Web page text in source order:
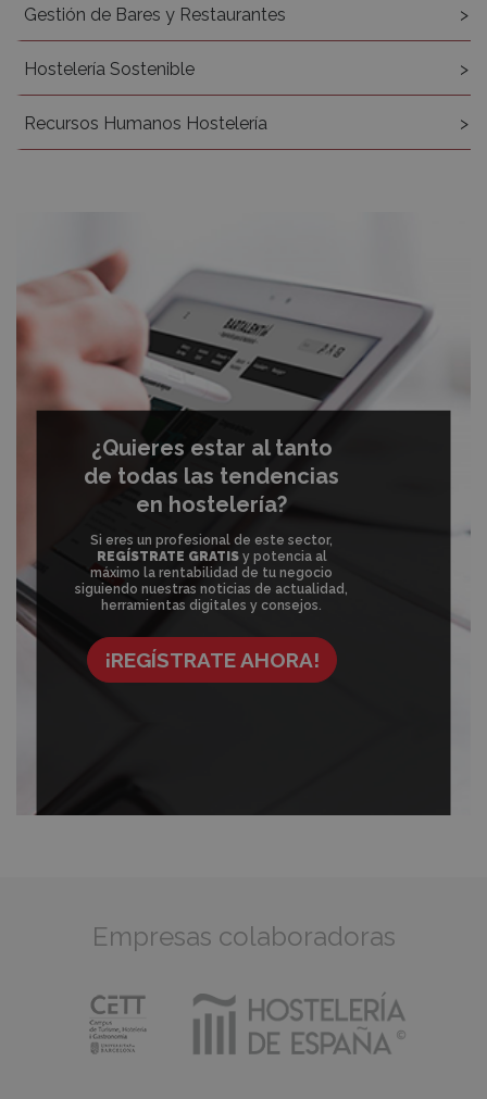
Gestión de Bares y Restaurantes
Hostelería Sostenible
Recursos Humanos Hostelería
¿Quieres estar al tanto
de todas las tendencias
en hostelería?
Si eres un profesional de este sector,
REGÍSTRATE GRATISy potencia al
máximo la rentabilidad de tu negocio
siguiendo nuestras noticias de actualidad,
herramientas digitales y consejos.
¡REGÍSTRATE AHORA!
Empresas colaboradoras